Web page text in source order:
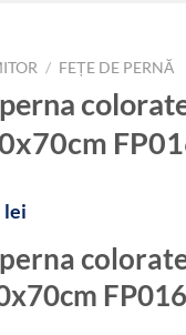
/ FEȚE DE PERNĂ
lei
este:
19,99 lei.FP016